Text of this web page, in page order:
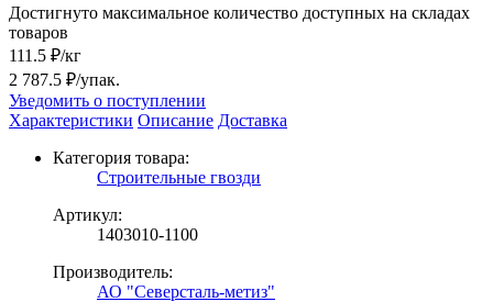
Достигнуто максимальное количество доступных на складах
товаров
111.5 ₽/кг
2 787.5 ₽/упак.
Уведомить о поступлении
Характеристики Описание Доставка
Категория товара:
Строительные гвозди
Артикул:
1403010-1100
Производитель:
АО "Северсталь-метиз"